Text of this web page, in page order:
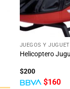
+
JUEGOS Y
Helicoptero
$200
$160